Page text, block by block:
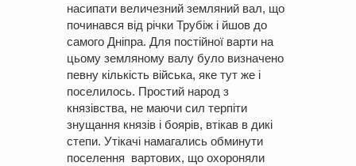
насипати величезний земляний вал, що
починався від річки Трубіж і йшов до
самого Дніпра. Для постійної варти на
цьому земляному валу було визначено
певну кількість війська, яке тут же і
поселилось. Простий народ з
князівства, не маючи сил терпіти
знущання князів і боярів, втікав в дикі
степи. Утікачі намагались обминути
поселення вартових, що охороняли